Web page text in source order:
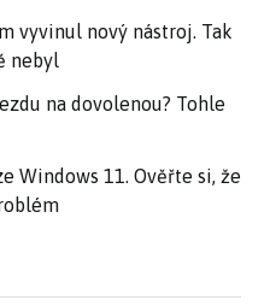
vyvinul nový nástroj. Tak
nebyl
na dovolenou? Tohle
Windows 11. Ověřte si, že